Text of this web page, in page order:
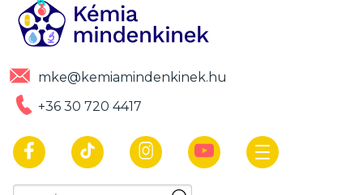
mke@kemiamindenkinek.hu
+36 30 720 4417